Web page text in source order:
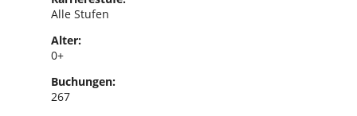
Alle Stufen
Alter:
0+
Buchungen:
267